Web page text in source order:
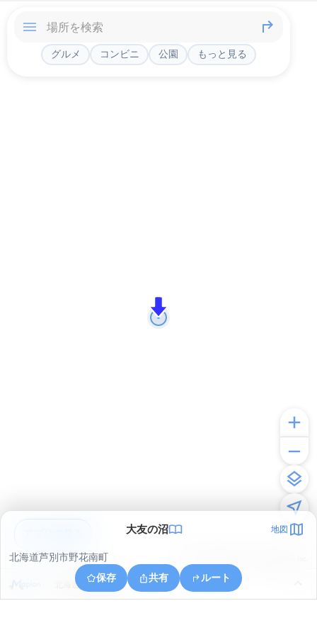
グルメ コンビニ 公園 もっと見る
大友の沼 地図
北海道芦別市野花南町
保存
共有 ルート
北海道芦別市幌内